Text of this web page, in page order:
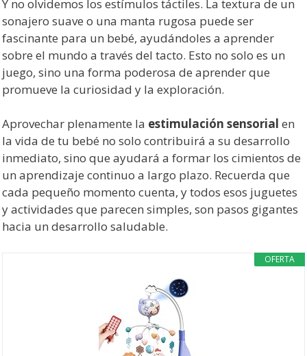
Y no olvidemos los estímulos táctiles. La textura de un
sonajero suave o una manta rugosa puede ser
fascinante para un bebé, ayudándoles a aprender
sobre el mundo a través del tacto. Esto no solo es un
juego, sino una forma poderosa de aprender que
promueve la curiosidad y la exploración.
Aprovechar plenamente la estimulación sensorial en
la vida de tu bebé no solo contribuirá a su desarrollo
inmediato, sino que ayudará a formar los cimientos de
un aprendizaje continuo a largo plazo. Recuerda que
cada pequeño momento cuenta, y todos esos juguetes
y actividades que parecen simples, son pasos gigantes
hacia un desarrollo saludable.
OFERTA